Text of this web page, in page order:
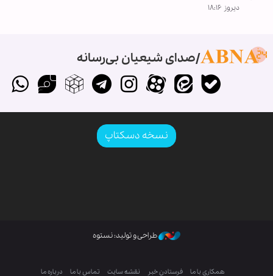
دیروز ۱۸:۱۶
صدای شیعیان بی‌رسانه
نسخه دسکتاپ
طراحی و تولید: نستوه
همکاری با ما فرستادن خبر نقشه سایت تماس با ما درباره ما